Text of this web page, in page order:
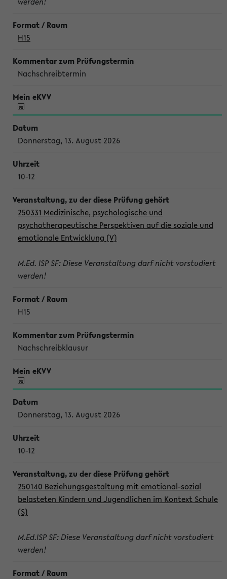
H15
Nachschreibtermin
Donnerstag, 13. August 2026
10-12
250331 Medizinische, psychologische und
psychotherapeutische Perspektiven auf die soziale und
emotionale Entwicklung (V)
M.Ed. ISP SF: Diese Veranstaltung darf nicht vorstudiert
werden!
H15
Nachschreibklausur
Donnerstag, 13. August 2026
10-12
250140 Beziehungsgestaltung mit emotional-sozial
belasteten Kindern und Jugendlichen im Kontext Schule
(S)
M.Ed.ISP SF: Diese Veranstaltung darf nicht vorstudiert
werden!